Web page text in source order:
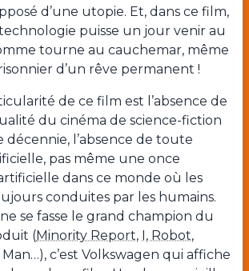
d’une utopie. Et, dans ce film,
technologie puisse un jour venir au
tourne au cauchemar, même
d’un rêve permanent !
de ce film est l’absence de
du cinéma de science-fiction
décennie, l’absence de toute
pas même une once
dans ce monde où les
conduites par les humains.
se fasse le grand champion du
(Minority Report, I, Robot,
c’est Volkswagen qui affiche